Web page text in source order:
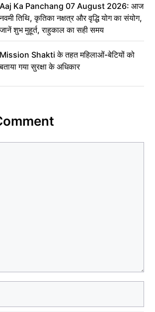
Aaj Ka Panchang 07 August 2026: आज
नवमी तिथि, कृतिका नक्षत्र और वृद्धि योग का संयोग,
जानें शुभ मुहूर्त, राहुकाल का सही समय
Mission Shakti के तहत महिलाओं-बेटियों को
बताया गया सुरक्षा के अधिकार